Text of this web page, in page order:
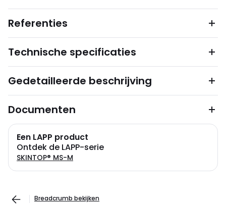
Referenties
Technische specificaties
Gedetailleerde beschrijving
Documenten
Een LAPP product
Ontdek de LAPP-serie
SKINTOP® MS-M
Breadcrumb bekijken